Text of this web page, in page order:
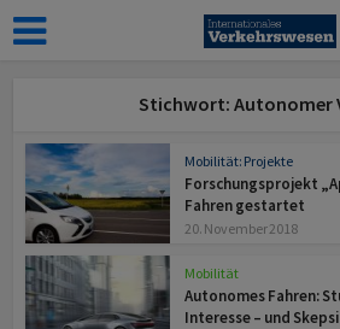
Stichwort: Autonomer
Mobilität: Projekte
Forschungsprojekt
Fahren gestartet
20. November 2018
Mobilität
Autonomes Fahren:
Interesse – und